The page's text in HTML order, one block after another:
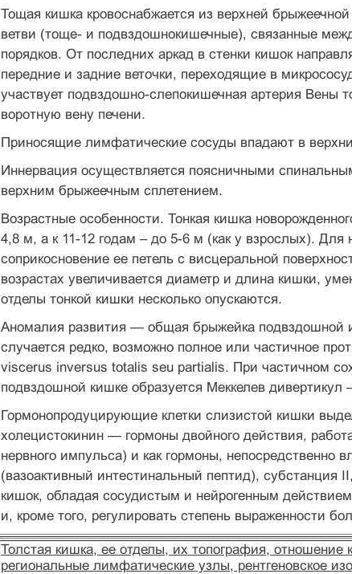
Тощая кишка кровоснабжается из верхней
ветви (тоще- и подвздошнокишечные), связанные
порядков. От последних аркад в стенки кишок
передние и задние веточки, переходящие в
участвует подвздошно-слепокишечная артерия
воротную вену печени.
Приносящие лимфатические сосуды впадают в
Иннервация осуществляется поясничными
верхним брыжеечным сплетением.
Возрастные особенности. Тонкая кишка
4,8 м, а к 11-12 годам – до 5-6 м (как у взрослых). Для
соприкосновение ее петель с висцеральной
возрастах увеличивается диаметр и длина кишки,
отделы тонкой кишки несколько опускаются.
Аномалия развития — общая брыжейка подвздошной
случается редко, возможно полное или частичное
viscerus inversus totalis seu partialis. При частичном
подвздошной кишке образуется Меккелев дивертикул
Гормонопродуцирующие клетки слизистой кишки
холецистокинин — гормоны двойного действия,
нервного импульса) и как гормоны,
(вазоактивный интестинальный пептид), субстанция
кишок, обладая сосудистым и нейрогенным
и, кроме того, регулировать степень выраженности
Толстая кишка, ее отделы, их топография,
региональные лимфатические узлы, рентгеновское